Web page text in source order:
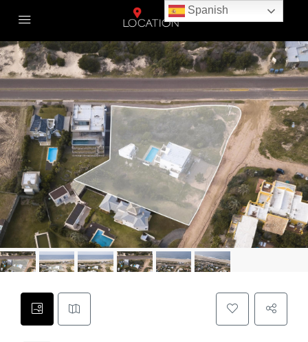
Spanish